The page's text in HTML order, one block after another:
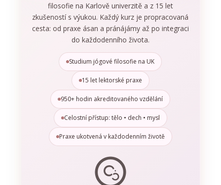
filosofie na Karlově univerzitě a z 15 let
zkušeností s výukou. Každý kurz je propracovaná
cesta: od praxe ásan a pránájámy až po integraci
do každodenního života.
Studium jógové filosofie na UK
15 let lektorské praxe
950+ hodin akreditovaného vzdělání
Celostní přístup: tělo • dech • mysl
Praxe ukotvená v každodenním životě